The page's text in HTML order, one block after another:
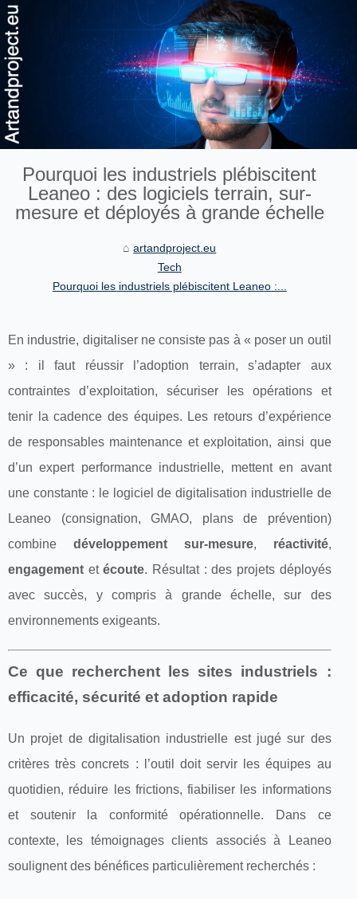
Pourquoi les industriels plébiscitent
Leaneo : des logiciels terrain, sur-
mesure et déployés à grande échelle
artandproject.eu
Tech
Pourquoi les industriels plébiscitent Leaneo :...
En industrie, digitaliser ne consiste pas à « poser un outil
» : il faut réussir l’adoption terrain, s’adapter aux
contraintes d’exploitation, sécuriser les opérations et
tenir la cadence des équipes. Les retours d’expérience
de responsables maintenance et exploitation, ainsi que
d’un expert performance industrielle, mettent en avant
une constante : le logiciel de digitalisation industrielle de
Leaneo (consignation, GMAO, plans de prévention)
combine développement sur-mesure, réactivité,
engagement etécoute. Résultat : des projets déployés
avec succès, y compris à grande échelle, sur des
environnements exigeants.
Ce que recherchent les sites industriels :
efficacité, sécurité et adoption rapide
Un projet de digitalisation industrielle est jugé sur des
critères très concrets : l’outil doit servir les équipes au
quotidien, réduire les frictions, fiabiliser les informations
et soutenir la conformité opérationnelle. Dans ce
contexte, les témoignages clients associés à Leaneo
soulignent des bénéfices particulièrement recherchés :